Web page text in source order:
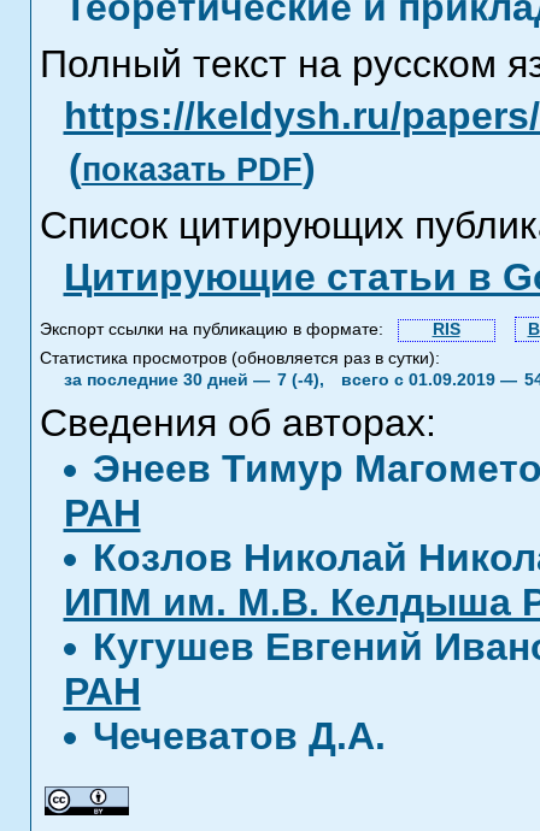
Полный текст на русском
https://keldysh.ru/
(показать PDF)
Список цитирующих
Цитирующие статьи в
Экспорт ссылки на публикацию в формате: RIS
Статистика просмотров (обновляется раз в сутки):
за последние 30 дней — 7 (-4), всего с 01.09.2019 —
Сведения об авторах:
Энеев Тимур
РАН
Козлов Николай
ИПМ им. М.В. Келдыша
Кугушев Евгений
РАН
Чечеватов Д.А.